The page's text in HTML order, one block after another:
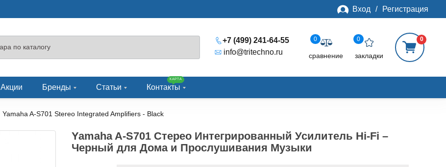
Вход / Регистрация
+7 (499) 241-64-55
info@tritechno.ru
0
сравнение
0
закладки
0
Акции Бренды Статьи
КАРТА
Контакты
Yamaha A-S701 Stereo Integrated Amplifiers - Black
Yamaha A-S701 Стерео Интегрированный Усилитель Hi-Fi –
Черный для Дома и Прослушивания Музыки